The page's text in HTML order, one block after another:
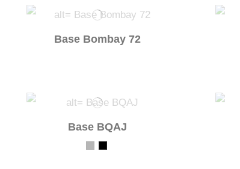
Base Bombay 72
Base BQAJ